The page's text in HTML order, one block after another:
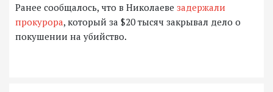
Ранее сообщалось, что в Николаеве задержали
прокурора, который за $20 тысяч закрывал дело о
покушении на убийство.